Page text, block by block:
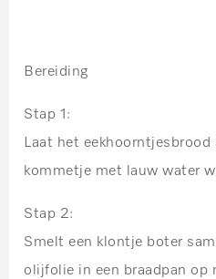
Bereiding
Stap 1:
Laat het
kommetje met lauw water
Stap 2:
Smelt een klontje boter
olijfolie in een braadpan op